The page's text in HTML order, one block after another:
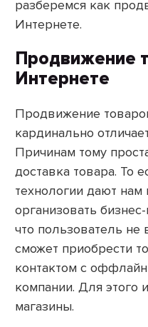
разберемся как
Интернете.
Продвижение
Интернете
Продвижение
кардинально
Причинам тому
доставка товара. То
технологии дают нам
организовать
что пользователь не
сможет приобрести
контактом с
компании. Для этого
магазины.